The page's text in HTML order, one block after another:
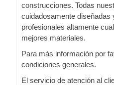
construcciones. Todas
cuidadosamente diseñadas
profesionales altamente
mejores materiales.
Para más información por
condiciones generales.
El servicio de atención al